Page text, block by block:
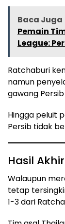
Baca Juga
Pemain
League:
Ratchaburi
namun
gawang
Hingga peluit
Persib tidak
Hasil Akhir
Walaupun
tetap
1-3 dari